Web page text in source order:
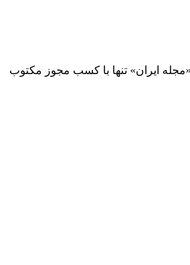
ایران» تنها با کسب مجوز مکتوب